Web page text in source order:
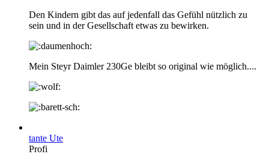
Den Kindern gibt das auf jedenfall das Gefühl nützlich zu
sein und in der Gesellschaft etwas zu bewirken.
Mein Steyr Daimler 230Ge bleibt so original wie möglich....
tante Ute
Profi